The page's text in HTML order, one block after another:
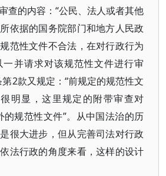
查的内容：“公民、法人或者其他
依据的国务院部门和地方人民政
范性文件不合法，在对行政行为
并请求对该规范性文件进行审
2款又规定：“前规定的规范性文
明显，这里规定的附带审查对
的规范性文件”。从中国法治的历
很大进步，但从完善司法对行政
法行政的角度来看，这样的设计